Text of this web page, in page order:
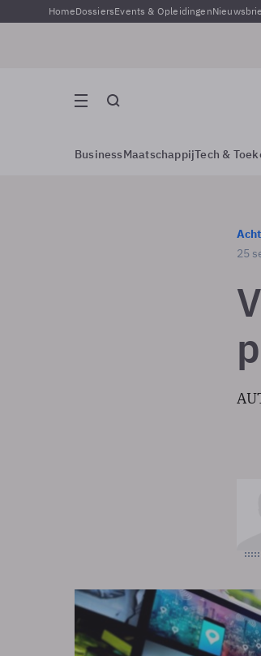
HomeDossiersEvents & Opleidingen
BusinessMaatschappijTech &
25